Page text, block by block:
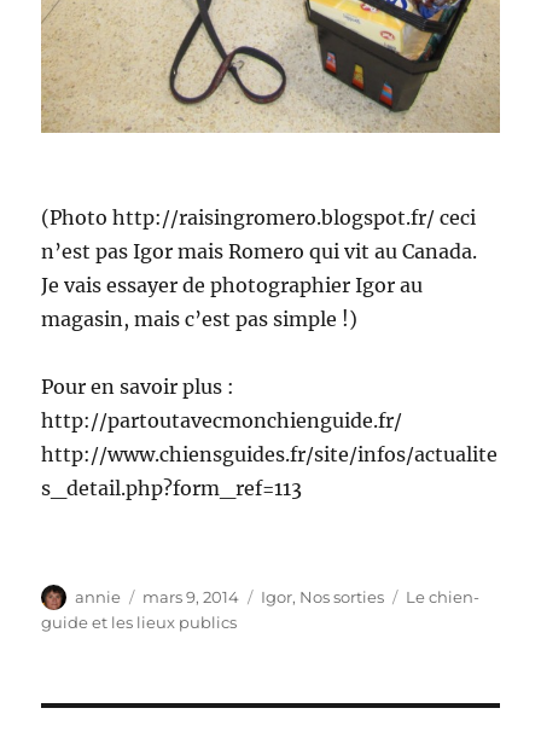
(Photo http://raisingromero.blogspot.fr/ ceci
n’est pas Igor mais Romero qui vit au Canada.
Je vais essayer de photographier Igor au
magasin, mais c’est pas simple !)
Pour en savoir plus :
http://partoutavecmonchienguide.fr/
http://www.chiensguides.fr/site/infos/actualite
s_detail.php?form_ref=113
Auteur
annie
Publié
le
mars 9, 2014 Catégories
Igor, Nos sorties Étiquettes
Le chien-
guide et les lieux publics